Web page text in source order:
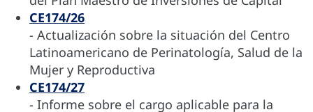
CE174/26
- Actualización sobre la situación del Centro
Latinoamericano de Perinatología, Salud de la
Mujer y Reproductiva
CE174/27
- Informe sobre el cargo aplicable para la